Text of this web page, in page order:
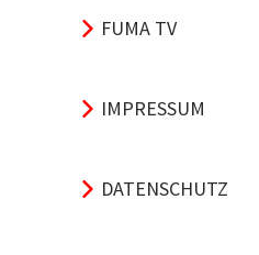
FUMA TV
IMPRESSUM
DATENSCHUTZ